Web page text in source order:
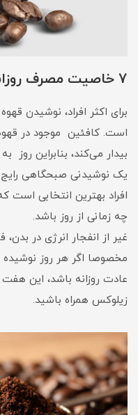
7 خاصیت مصرف روزانه قهوه
برای اکثر افراد، نوشیدن
است. کافئین موجود در
بیدار می‌کند، بنابراین
یک نوشیدنی صبحگاهی رایج
افراد بهترین انتخابی است
چه زمانی از روز باشد.
غیر از انفجار انرژی در بدن،
مخصوصا اگر هر روز
عادت روزانه باشد، این
زیلوکس همراه باشید.